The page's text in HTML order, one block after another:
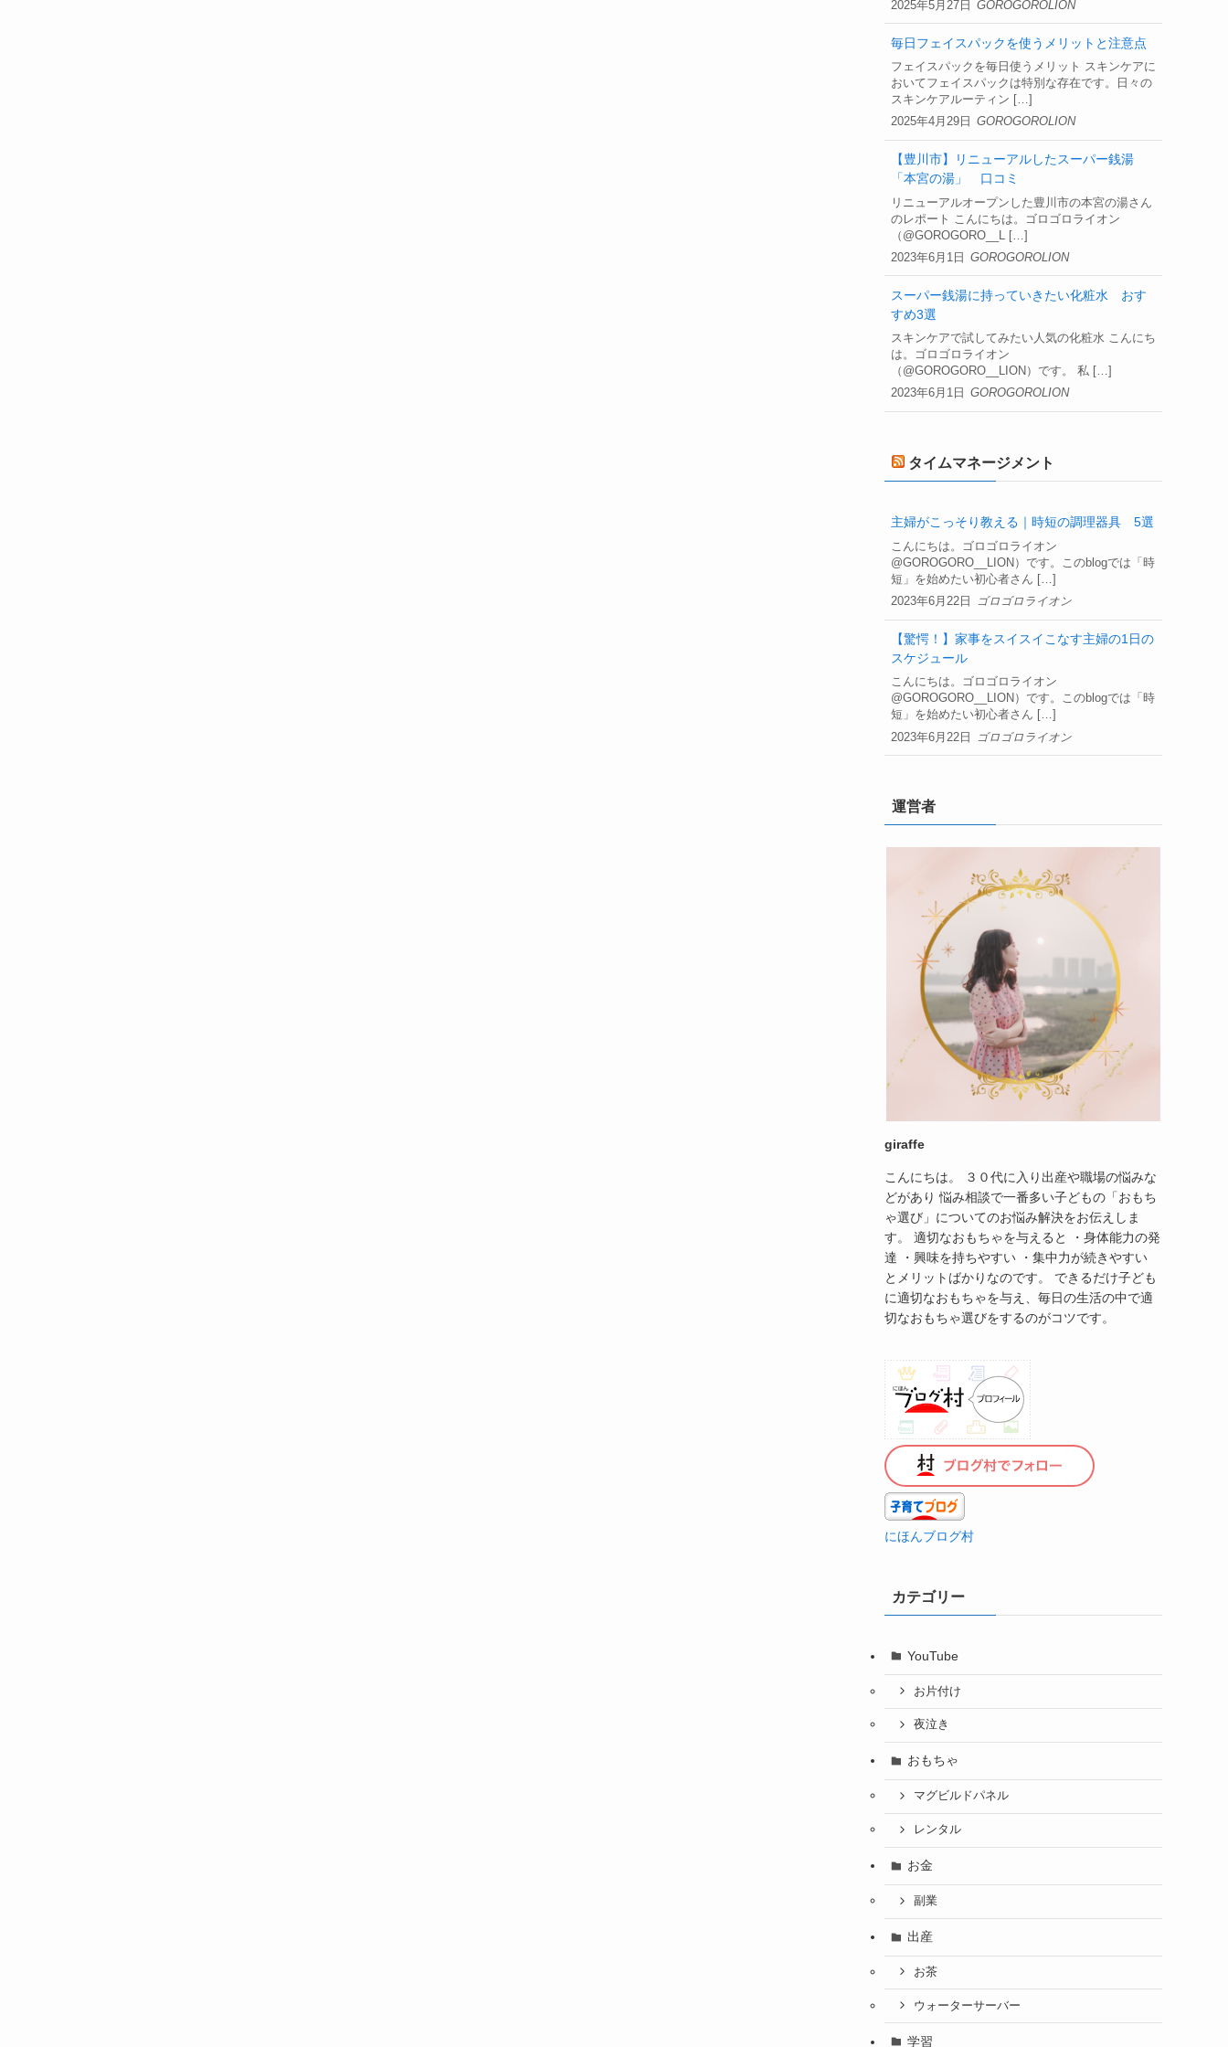
2025年5月27日 GOROGOROLION
毎日フェイスパックを使うメリットと注意点
2025年4月29日
フェイスパックを毎日使うメリット スキンケアに
おいてフェイスパックは特別な存在です。日々の
スキンケアルーティン […]
GOROGOROLION
【豊川市】リニューアルしたスーパー銭湯
「本宮の湯」 口コミ
2023年6月1日
リニューアルオープンした豊川市の本宮の湯さん
のレポート こんにちは。ゴロゴロライオン
（@GOROGORO__L […]
GOROGOROLION
スーパー銭湯に持っていきたい化粧水 おす
すめ3選
2023年6月1日
スキンケアで試してみたい人気の化粧水 こんにち
は。ゴロゴロライオン
（@GOROGORO__LION）です。 私 […]
GOROGOROLION
タイムマネージメント
主婦がこっそり教える｜時短の調理器具 5選
2023年6月22日
こんにちは。ゴロゴロライオン
@GOROGORO__LION）です。このblogでは「時
短」を始めたい初心者さん […]
ゴロゴロライオン
【驚愕！】家事をスイスイこなす主婦の1日の
スケジュール
2023年6月22日
こんにちは。ゴロゴロライオン
@GOROGORO__LION）です。このblogでは「時
短」を始めたい初心者さん […]
ゴロゴロライオン
運営者
giraffe
こんにちは。 ３０代に入り出産や職場の悩みな
どがあり 悩み相談で一番多い子どもの「おもち
ゃ選び」についてのお悩み解決をお伝えしま
す。 適切なおもちゃを与えると ・身体能力の発
達 ・興味を持ちやすい ・集中力が続きやすい
とメリットばかりなのです。 できるだけ子ども
に適切なおもちゃを与え、毎日の生活の中で適
切なおもちゃ選びをするのがコツです。
にほんブログ村
カテゴリー
YouTube
お片付け
夜泣き
おもちゃ
マグビルドパネル
レンタル
お金
副業
出産
お茶
ウォーターサーバー
学習